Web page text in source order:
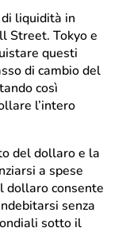
liquidità in
Street. Tokyo e
questi
di cambio del
così
l’intero
del dollaro e la
a spese
dollaro consente
senza
sotto il